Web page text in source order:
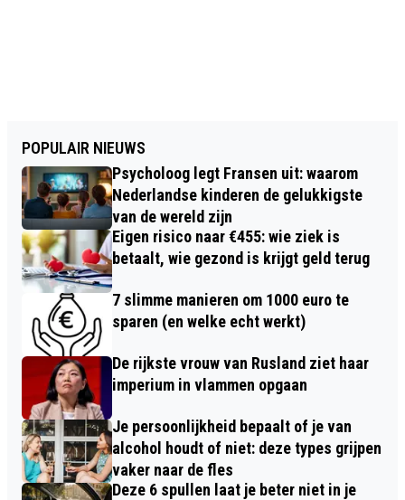
POPULAIR NIEUWS
Psycholoog legt Fransen uit: waarom
Nederlandse kinderen de gelukkigste
van de wereld zijn
Eigen risico naar €455: wie ziek is
betaalt, wie gezond is krijgt geld terug
7 slimme manieren om 1000 euro te
sparen (en welke echt werkt)
De rijkste vrouw van Rusland ziet haar
imperium in vlammen opgaan
Je persoonlijkheid bepaalt of je van
alcohol houdt of niet: deze types grijpen
vaker naar de fles
Deze 6 spullen laat je beter niet in je